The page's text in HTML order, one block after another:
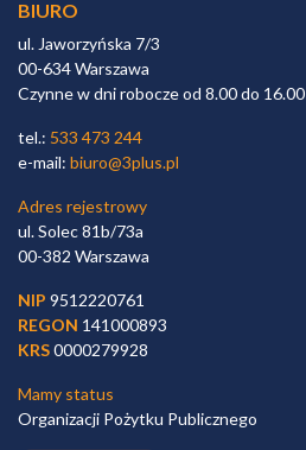
BIURO
ul. Jaworzyńska 7/3
00-634 Warszawa
Czynne w dni robocze od 8.00 do 16.00
tel.: 533 473 244
e-mail: biuro@3plus.pl
Adres rejestrowy
ul. Solec 81b/73a
00-382 Warszawa
NIP 9512220761
REGON 141000893
KRS0000279928
Mamy status
Organizacji Pożytku Publicznego